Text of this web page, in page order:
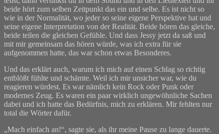
beide hört zum selben Zeitpunkt das ein und selbe. Es ist nicht so
wie in der Normalität, wo jeder so seine eigene Perspektive hat und
seine eigene Interpretation von der Realität. Beide hören das gleiche,
beide teilen die gleichen Gefühle. Und dass Jessy jetzt da saß und
mit mir gemeinsam das hören würde, was ich extra für sie
aufgenommen hatte, das war schon etwas Besonderes.
Und das erklärt auch, warum ich mich auf einen Schlag so richtig
entblößt fühlte und schämte. Weil ich mir unsicher war, wie du
reagieren würdest. Es war nämlich kein Rock oder Punk oder
modernes Zeug. Es waren ein paar wirklich ungewöhnliche Sachen
dabei und ich hatte das Bedürfnis, mich zu erklären. Mir fehlten nur
total die Wörter dafür.
„Mach einfach an!“, sagte sie, als ihr meine Pause zu lange dauerte.